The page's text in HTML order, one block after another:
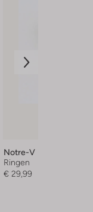
Notre-V
Ringen
€ 29,99